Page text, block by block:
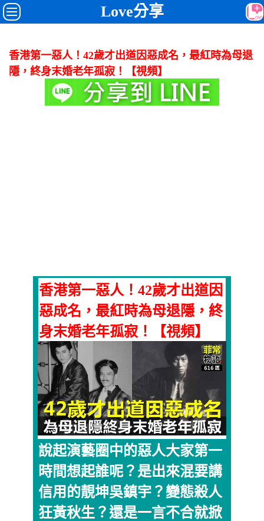
Love分享
香港第一惡人！42歲才出道因惡成名，最紅時為母退
隱，終身末婚老年孤寂！【視頻】
香港第一惡人！42歲才出道因
惡成名，最紅時為母退隱，終
身末婚老年孤寂！【視頻】
說起演藝圈中的惡人大家第一
時間想起誰呢？是出來混要講
信用的靚坤吳鎮宇？變態殺人
狂黃秋生？還是一言不合就掀